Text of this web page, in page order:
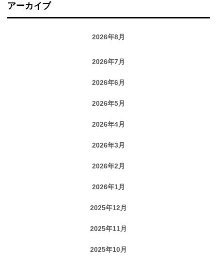
アーカイブ
2026年8月
2026年7月
2026年6月
2026年5月
2026年4月
2026年3月
2026年2月
2026年1月
2025年12月
2025年11月
2025年10月